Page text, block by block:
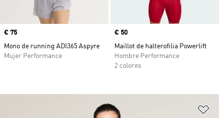
Precio
€ 75
Mono de running ADI365 Aspyre
Mujer Performance
Precio
€ 50
Maillot de halterofilia Powerlift
Hombre Performance
2 colores